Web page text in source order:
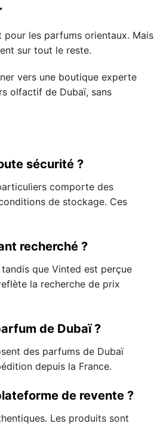
pour les parfums orientaux. Mais
sur tout le reste.
vers une boutique experte
olfactif de Dubaï, sans
sécurité ?
comporte des
de stockage. Ces
recherché ?
que Vinted est perçue
la recherche de prix
de Dubaï ?
des parfums de Dubaï
depuis la France.
de revente ?
Les produits sont